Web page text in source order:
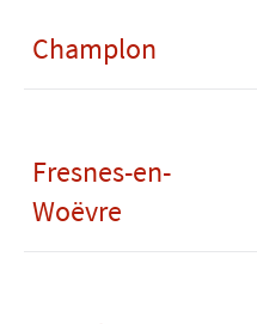
Champlon
Fresnes-en-
Woëvre